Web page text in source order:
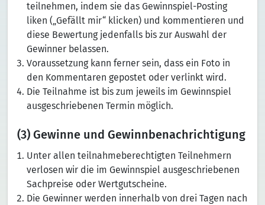
teilnehmen, indem sie das Gewinnspiel-Posting
liken („Gefällt mir“ klicken) und kommentieren und
diese Bewertung jedenfalls bis zur Auswahl der
Gewinner belassen.
Voraussetzung kann ferner sein, dass ein Foto in
den Kommentaren gepostet oder verlinkt wird.
Die Teilnahme ist bis zum jeweils im Gewinnspiel
ausgeschriebenen Termin möglich.
(3) Gewinne und Gewinnbenachrichtigung
Unter allen teilnahmeberechtigten Teilnehmern
verlosen wir die im Gewinnspiel ausgeschriebenen
Sachpreise oder Wertgutscheine.
Die Gewinner werden innerhalb von drei Tagen nach